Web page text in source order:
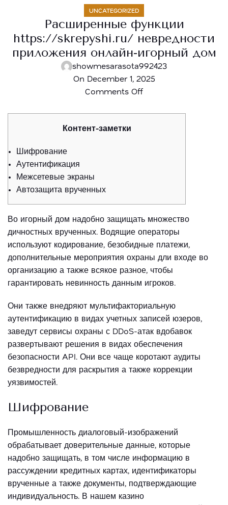
UNCATEGORIZED
Расширенные функции
https://skrepyshi.ru/ невредности
приложения онлайн-игорный дом
showmesarasota992423
On December 1, 2025
Comments Off
Контент-заметки
Шифрование
Аутентификация
Межсетевые экраны
Автозащита врученных
Во игорный дом надобно защищать множество
дичностных врученных. Водящие операторы
используют кодирование, безобидные платежи,
дополнительные мероприятия охраны дли входе во
организацию а также всякое разное, чтобы
гарантировать невинность данным игроков.
Они также внедряют мультифакториальную
аутентификацию в видах учетных записей юзеров,
заведут сервисы охраны с DDoS-атак вдобавок
развертывают решения в видах обеспечения
безопасности API. Они все чаще коротают аудиты
безвредности для раскрытия а также коррекции
уязвимостей.
Шифрование
Промышленность диалоговый-изображений
обрабатывает доверительные данные, которые
надобно защищать, в том числе информацию в
рассуждении кредитных картах, идентификаторы
врученные а также документы, подтверждающие
индивидуальность. В нашем казино